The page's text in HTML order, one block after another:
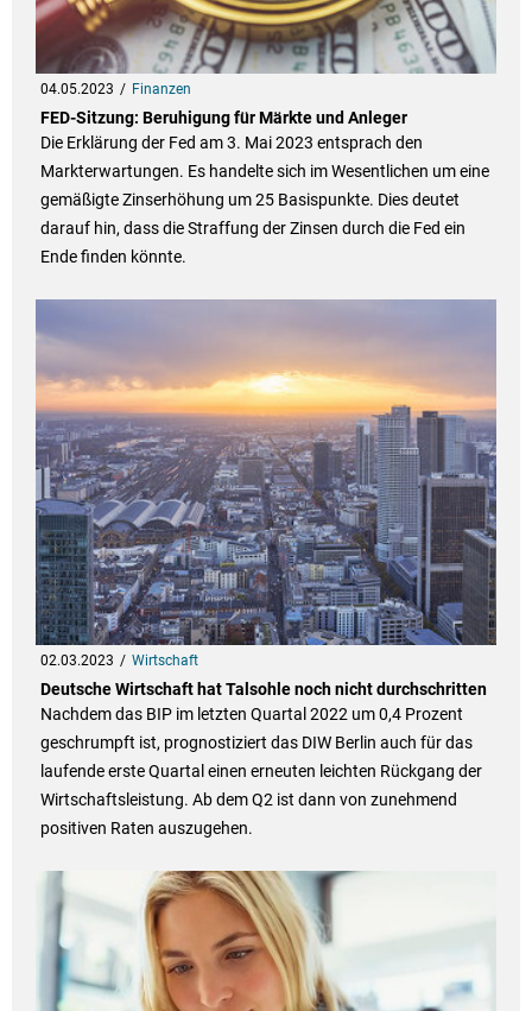
04.05.2023 Finanzen
FED-Sitzung: Beruhigung für Märkte und Anleger
Die Erklärung der Fed am 3. Mai 2023 entsprach den
Markterwartungen. Es handelte sich im Wesentlichen um eine
gemäßigte Zinserhöhung um 25 Basispunkte. Dies deutet
darauf hin, dass die Straffung der Zinsen durch die Fed ein
Ende finden könnte.
02.03.2023 Wirtschaft
Deutsche Wirtschaft hat Talsohle noch nicht durchschritten
Nachdem das BIP im letzten Quartal 2022 um 0,4 Prozent
geschrumpft ist, prognostiziert das DIW Berlin auch für das
laufende erste Quartal einen erneuten leichten Rückgang der
Wirtschaftsleistung. Ab dem Q2 ist dann von zunehmend
positiven Raten auszugehen.